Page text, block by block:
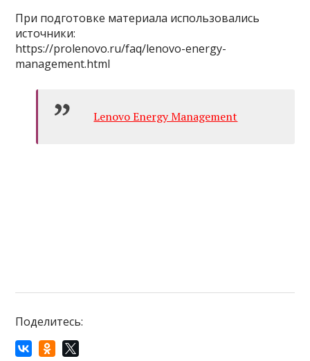
При подготовке материала использовались
источники:
https://prolenovo.ru/faq/lenovo-energy-
management.html
Lenovo Energy Management
Поделитесь: